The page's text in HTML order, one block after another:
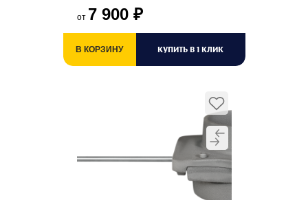
от 7 900 ₽
В КОРЗИНУ КУПИТЬ В 1 КЛИК